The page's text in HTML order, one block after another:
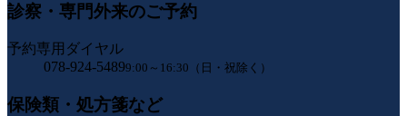
診察・専門外来のご予約
予約専用ダイヤル
078-924-54899:00～16:30（日・祝除く）
保険類・処方箋など